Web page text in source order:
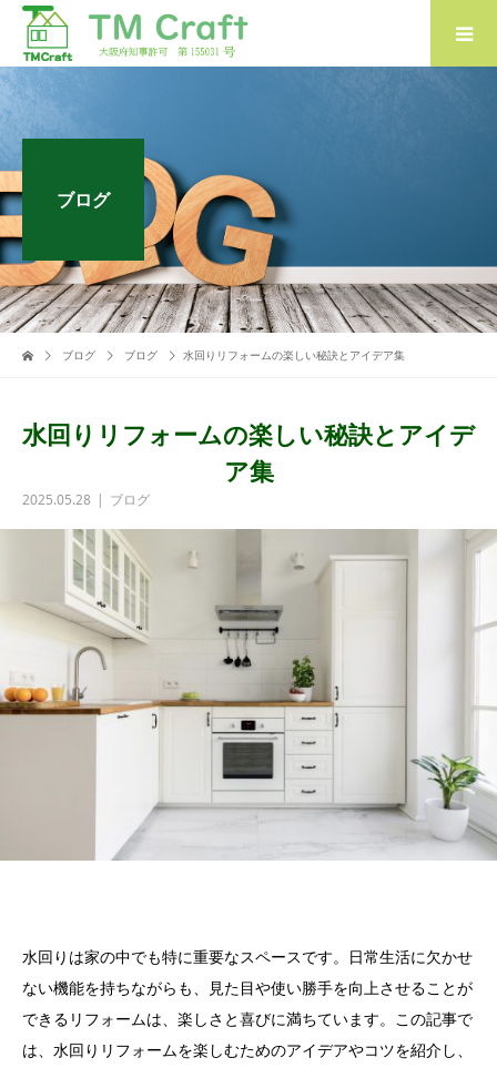
ブログ
ブログ ブログ 水回りリフォームの楽しい秘訣とアイデア集
水回りリフォームの楽しい秘訣とアイデ
ア集
2025.05.28 ブログ
水回りは家の中でも特に重要なスペースです。日常生活に欠かせ
ない機能を持ちながらも、見た目や使い勝手を向上させることが
できるリフォームは、楽しさと喜びに満ちています。この記事で
は、水回りリフォームを楽しむためのアイデアやコツを紹介し、